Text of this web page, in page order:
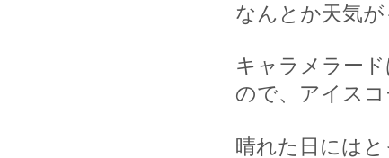
なんとか天気
キャラメラー
ので、アイス
晴れた日には